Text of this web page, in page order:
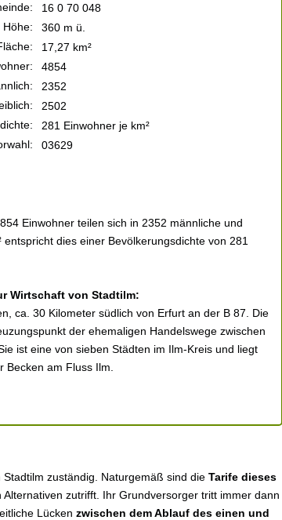
16 0 70 048
Höhe:
360 m ü.
17,27 km²
4854
2352
2502
281 Einwohner je km²
03629
Einwohner teilen sich in 2352 männliche und
dies einer Bevölkerungsdichte von 281
Wirtschaft von Stadtilm:
ca. 30 Kilometer südlich von Erfurt an der B 87. Die
der ehemaligen Handelswege zwischen
ist eine von sieben Städten im Ilm-Kreis und liegt
am Fluss Ilm.
Stadtilm zuständig. Naturgemäß sind die Tarife dieses
zutrifft. Ihr Grundversorger tritt immer dann
Lücken zwischen dem Ablauf des einen und